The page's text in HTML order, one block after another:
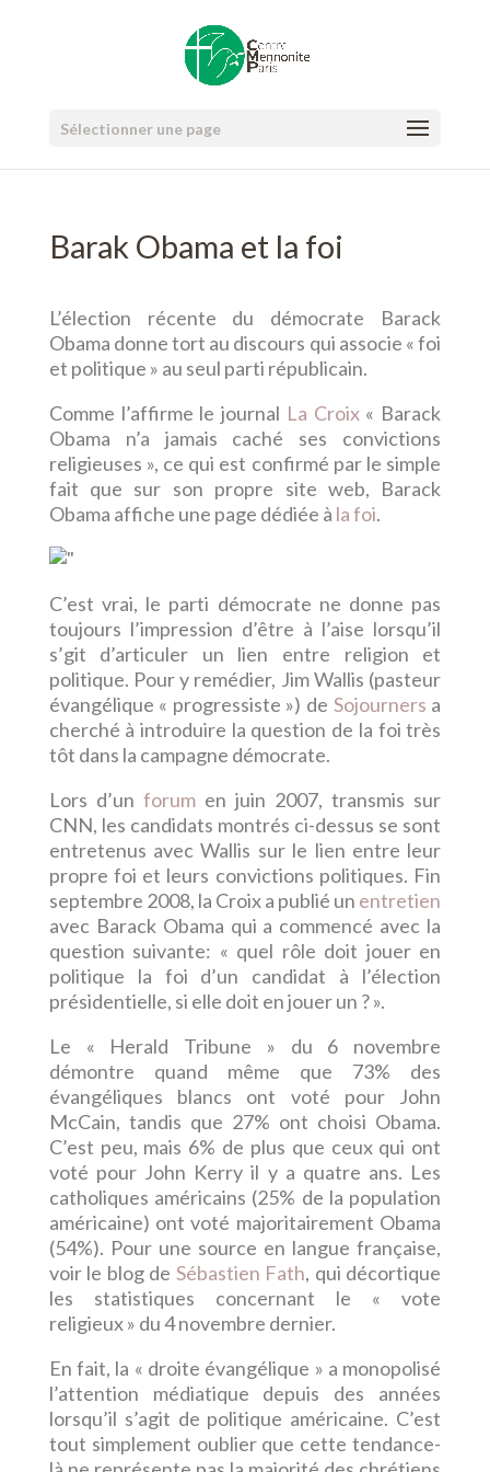
Sélectionner une page
Barak Obama et la foi
L’élection récente du démocrate Barack
Obama donne tort au discours qui associe « foi
et politique » au seul parti républicain.
Comme l’affirme le journal La Croix« Barack
Obama n’a jamais caché ses convictions
religieuses », ce qui est confirmé par le simple
fait que sur son propre site web, Barack
Obama affiche une page dédiée à la foi.
C’est vrai, le parti démocrate ne donne pas
toujours l’impression d’être à l’aise lorsqu’il
s’git d’articuler un lien entre religion et
politique. Pour y remédier, Jim Wallis (pasteur
évangélique « progressiste ») de Sojourners a
cherché à introduire la question de la foi très
tôt dans la campagne démocrate.
Lors d’un forumen juin 2007, transmis sur
CNN, les candidats montrés ci-dessus se sont
entretenus avec Wallis sur le lien entre leur
propre foi et leurs convictions politiques. Fin
septembre 2008, la Croix a publié un entretien
avec Barack Obama qui a commencé avec la
question suivante: « quel rôle doit jouer en
politique la foi d’un candidat à l’élection
présidentielle, si elle doit en jouer un ? ».
Le « Herald Tribune » du 6 novembre
démontre quand même que 73% des
évangéliques blancs ont voté pour John
McCain, tandis que 27% ont choisi Obama.
C’est peu, mais 6% de plus que ceux qui ont
voté pour John Kerry il y a quatre ans. Les
catholiques américains (25% de la population
américaine) ont voté majoritairement Obama
(54%). Pour une source en langue française,
voir le blog de Sébastien Fath, qui décortique
les statistiques concernant le « vote
religieux » du 4 novembre dernier.
En fait, la « droite évangélique » a monopolisé
l’attention médiatique depuis des années
lorsqu’il s’agit de politique américaine. C’est
tout simplement oublier que cette tendance-